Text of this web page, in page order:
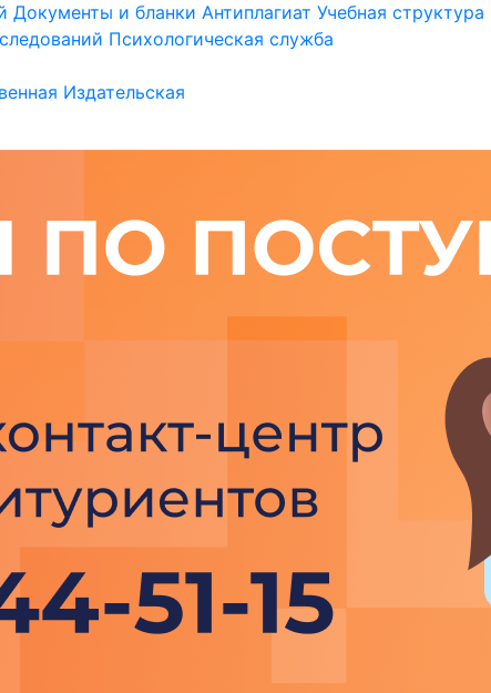
Документы и бланки Антиплагиат Учебная структура
Психологическая служба
Издательская